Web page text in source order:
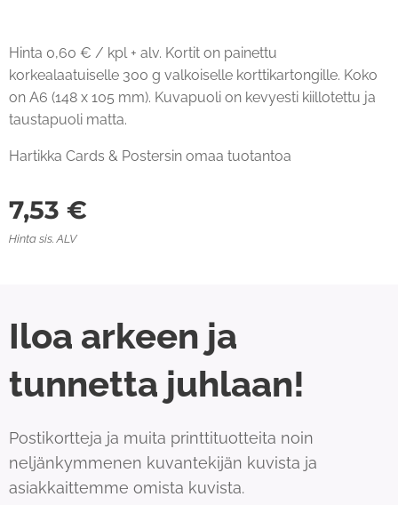
Hinta 0,60 € / kpl + alv. Kortit on painettu
korkealaatuiselle 300 g valkoiselle korttikartongille. Koko
on A6 (148 x 105 mm). Kuvapuoli on kevyesti kiillotettu ja
taustapuoli matta.
Hartikka Cards & Postersin omaa tuotantoa
7,53 €
Hinta sis. ALV
Iloa arkeen ja
tunnetta juhlaan!
Postikortteja ja muita printtituotteita noin
neljänkymmenen kuvantekijän kuvista ja
asiakkaittemme omista kuvista.